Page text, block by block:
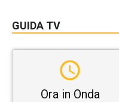
GUIDA TV
Ora in Onda